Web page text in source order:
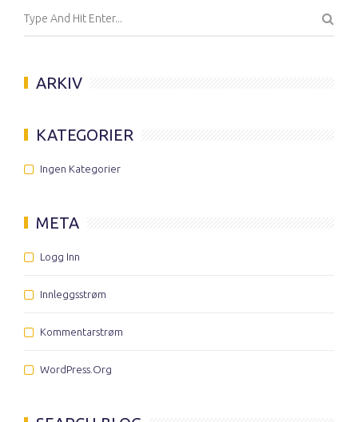
ARKIV
KATEGORIER
Ingen Kategorier
META
Logg Inn
Innleggsstrøm
Kommentarstrøm
WordPress.org